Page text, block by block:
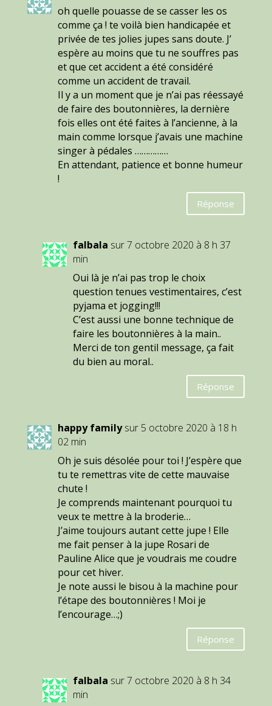
oh quelle pouasse de se casser les os
comme ça ! te voilà bien handicapée et
privée de tes jolies jupes sans doute. J’
espère au moins que tu ne souffres pas
et que cet accident a été considéré
comme un accident de travail.
Il y a un moment que je n’ai pas réessayé
de faire des boutonnières, la dernière
fois elles ont été faites à l’ancienne, à la
main comme lorsque j’avais une machine
singer à pédales ……………
En attendant, patience et bonne humeur
!
Réponse
falbala sur 7 octobre 2020 à 8 h 37
min
Oui là je n’ai pas trop le choix
question tenues vestimentaires, c’est
pyjama et jogging!!!
C’est aussi une bonne technique de
faire les boutonnières à la main..
Merci de ton gentil message, ça fait
du bien au moral..
Réponse
happy family sur 5 octobre 2020 à 18 h
02 min
Oh je suis désolée pour toi ! J’espère que
tu te remettras vite de cette mauvaise
chute !
Je comprends maintenant pourquoi tu
veux te mettre à la broderie…
J’aime toujours autant cette jupe ! Elle
me fait penser à la jupe Rosari de
Pauline Alice que je voudrais me coudre
pour cet hiver.
Je note aussi le bisou à la machine pour
l’étape des boutonnières ! Moi je
l’encourage…;)
Réponse
falbala sur 7 octobre 2020 à 8 h 34
min